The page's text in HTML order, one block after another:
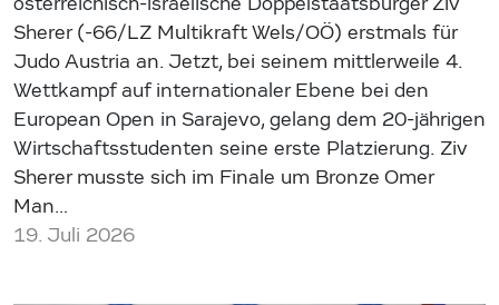
Sherer (-66/LZ Multikraft Wels/OÖ) erstmals für
Judo Austria an. Jetzt, bei seinem mittlerweile 4.
Wettkampf auf internationaler Ebene bei den
European Open in Sarajevo, gelang dem 20-jährigen
Wirtschaftsstudenten seine erste Platzierung. Ziv
Sherer musste sich im Finale um Bronze Omer
Man…
19. Juli 2026